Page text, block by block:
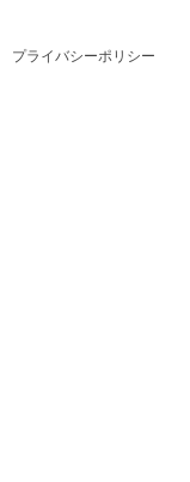
プライバシーポリシー